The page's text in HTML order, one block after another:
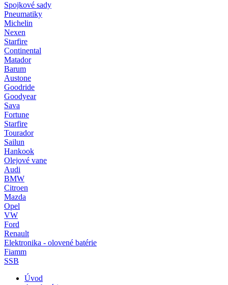
Spojkové sady
Pneumatiky
Michelin
Nexen
Starfire
Continental
Matador
Barum
Austone
Goodride
Goodyear
Sava
Fortune
Starfire
Tourador
Sailun
Hankook
Olejové vane
Audi
BMW
Citroen
Mazda
Opel
VW
Ford
Renault
Elektronika - olovené batérie
Fiamm
SSB
Úvod